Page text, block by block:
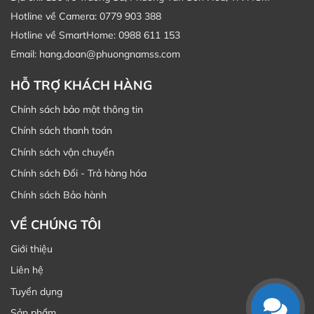
Hotline về Camera: 0779 903 388
Hotline về SmartHome: 0988 611 153
Email: hang.doan@phuongnamss.com
HỖ TRỢ KHÁCH HÀNG
Chính sách bảo mật thông tin
Chính sách thanh toán
Chính sách vận chuyển
Chính sách Đổi - Trả hàng hóa
Chính sách Bảo hành
VỀ CHÚNG TÔI
Giới thiệu
Liên hệ
Tuyển dụng